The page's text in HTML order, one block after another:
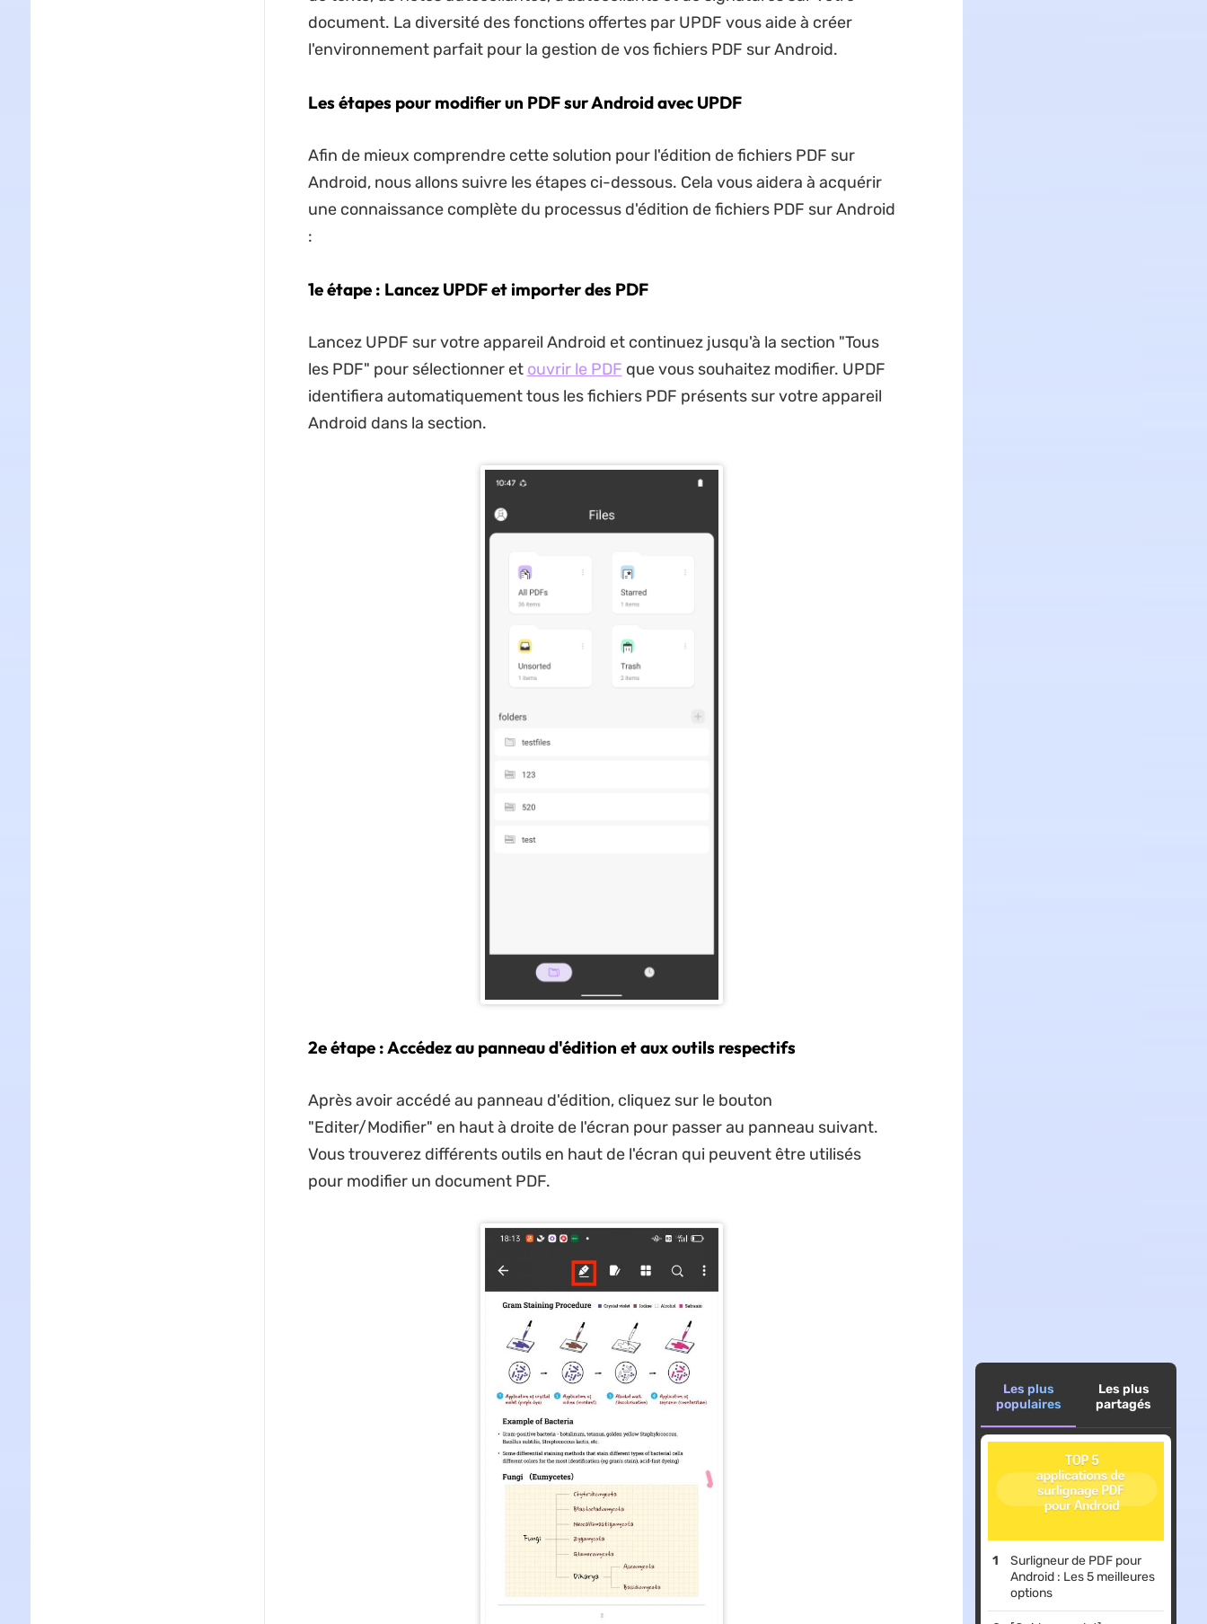
document. La diversité des fonctions offertes par UPDF vous aide à créer
l'environnement parfait pour la gestion de vos fichiers PDF sur Android.
Les étapes pour modifier un PDF sur Android avec UPDF
Afin de mieux comprendre cette solution pour l'édition de fichiers PDF sur
Android, nous allons suivre les étapes ci-dessous. Cela vous aidera à acquérir
une connaissance complète du processus d'édition de fichiers PDF sur Android
:
1e étape : Lancez UPDF et importer des PDF
Lancez UPDF sur votre appareil Android et continuez jusqu'à la section "Tous
les PDF" pour sélectionner et ouvrir le PDF que vous souhaitez modifier. UPDF
identifiera automatiquement tous les fichiers PDF présents sur votre appareil
Android dans la section.
2e étape : Accédez au panneau d'édition et aux outils respectifs
Après avoir accédé au panneau d'édition, cliquez sur le bouton
"Editer/Modifier" en haut à droite de l'écran pour passer au panneau suivant.
Vous trouverez différents outils en haut de l'écran qui peuvent être utilisés
pour modifier un document PDF.
Les plus
populaires
Les plus
partagés
Surligneur de PDF pour
Android : Les 5 meilleures
options